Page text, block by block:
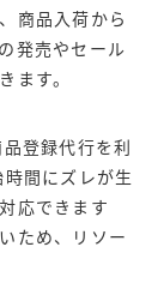
商品入荷から
発売やセール
ます。
登録代行を利
間にズレが生
応できます
ため、リソー